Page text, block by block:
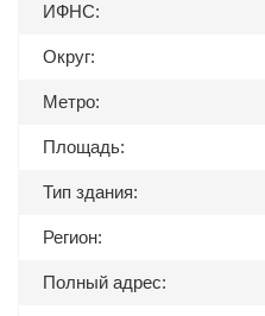
ИФНС:
Округ:
Метро:
Площадь:
Тип здания:
Регион:
Полный адрес: